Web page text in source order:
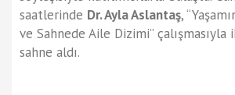
saatlerinde Dr. Ayla Aslantaş,
ve Sahnede Aile Dizimi” çalışmasıyla
sahne aldı.